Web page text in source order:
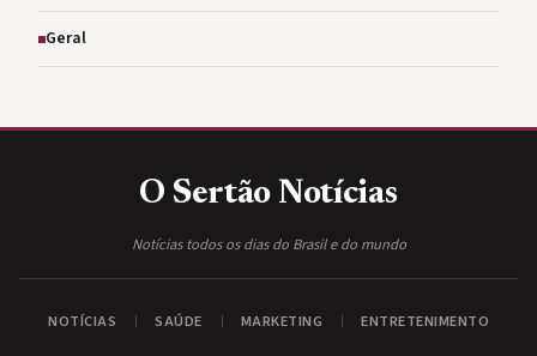
Geral
O Sertão Notícias
Notícias todos os dias do Brasil e do mundo
NOTÍCIAS SAÚDE MARKETING ENTRETENIMENTO